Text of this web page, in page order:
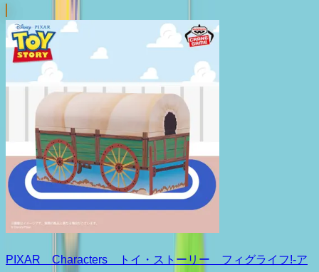
PIXAR Characters トイ・ストーリー フィグライフ!-ア